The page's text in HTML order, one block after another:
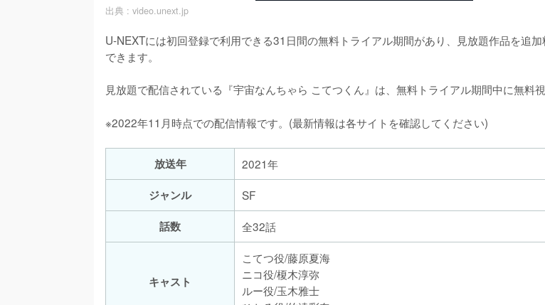
出典 : video.unext.jp
U-NEXTには初回登録で利用できる31日間の無料トライアル期間があり、見放題作品を追
できます。
見放題で配信されている『宇宙なんちゃら こてつくん』は、無料トライアル期間中に無料視
※2022年11月時点での配信情報です。(最新情報は各サイトを確認してください)
放送年
2021年
ジャンル
SF
話数
全32話
キャスト
こてつ役/藤原夏海
ニコ役/榎木淳弥
ルー役/玉木雅士